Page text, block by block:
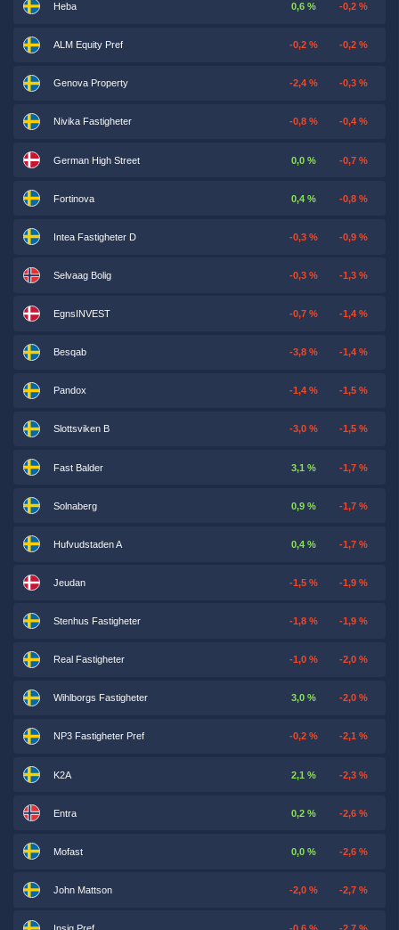
Heba 0,6 % -0,2 %
ALM Equity Pref -0,2 % -0,2 %
Genova Property -2,4 % -0,3 %
Nivika Fastigheter -0,8 % -0,4 %
German High Street 0,0 % -0,7 %
Fortinova 0,4 % -0,8 %
Intea Fastigheter D -0,3 % -0,9 %
Selvaag Bolig -0,3 % -1,3 %
EgnsINVEST -0,7 % -1,4 %
Besqab -3,8 % -1,4 %
Pandox -1,4 % -1,5 %
Slottsviken B -3,0 % -1,5 %
Fast Balder 3,1 % -1,7 %
Solnaberg 0,9 % -1,7 %
Hufvudstaden A 0,4 % -1,7 %
Jeudan -1,5 % -1,9 %
Stenhus Fastigheter -1,8 % -1,9 %
Real Fastigheter -1,0 % -2,0 %
Wihlborgs Fastigheter 3,0 % -2,0 %
NP3 Fastigheter Pref -0,2 % -2,1 %
K2A 2,1 % -2,3 %
Entra 0,2 % -2,6 %
Mofast 0,0 % -2,6 %
John Mattson -2,0 % -2,7 %